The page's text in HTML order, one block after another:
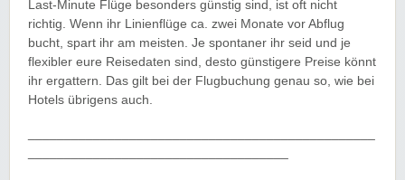
Last-Minute Flüge besonders günstig sind, ist oft nicht
richtig. Wenn ihr Linienflüge ca. zwei Monate vor Abflug
bucht, spart ihr am meisten. Je spontaner ihr seid und je
flexibler eure Reisedaten sind, desto günstigere Preise könnt
ihr ergattern. Das gilt bei der Flugbuchung genau so, wie bei
Hotels übrigens auch.